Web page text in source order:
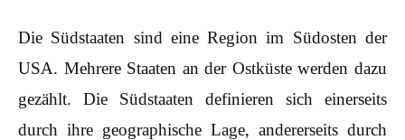
Die Südstaaten sind eine Region im Südosten der
USA. Mehrere Staaten an der Ostküste werden dazu
gezählt. Die Südstaaten definieren sich einerseits
durch ihre geographische Lage, andererseits durch